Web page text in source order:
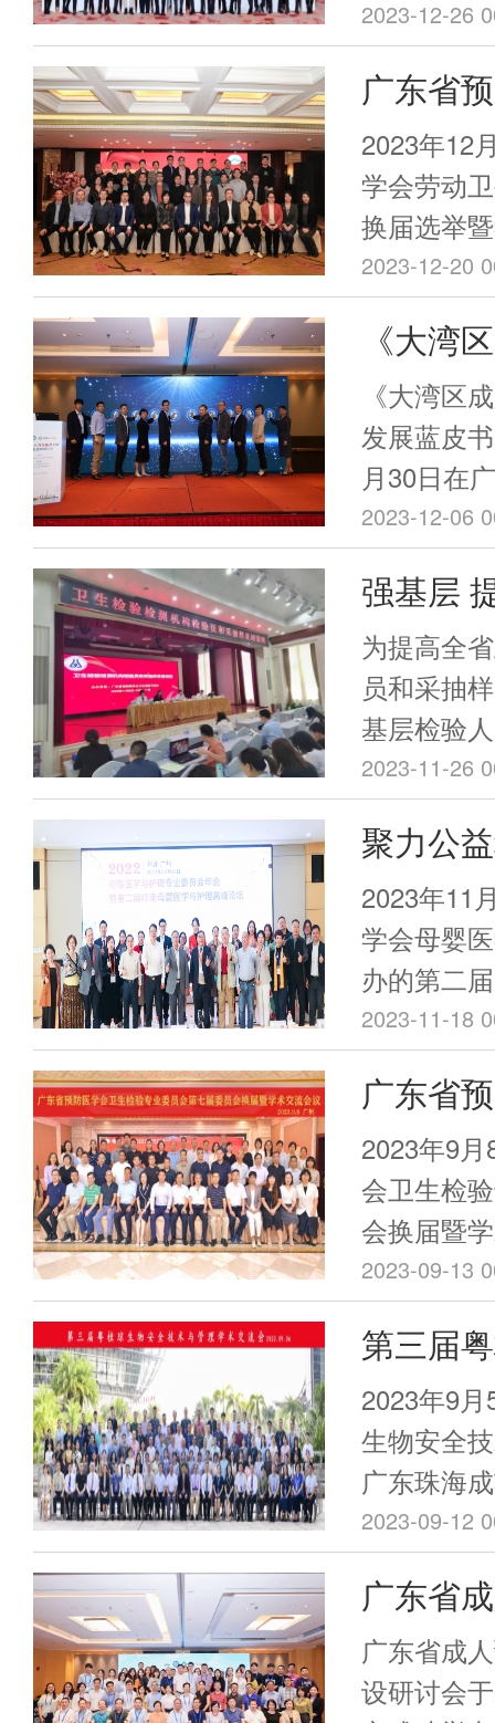
100余名
顺利举办
科技大学
预防控制
会长吴圣
会规划发
江、北京
思延、浙
吴息凤、
公共卫生
大学公共
医科大学
南方医科
成、暨南
参加会议
余名委员
学会健康
（以下简
2023-12-26
广东省
与职业
举暨学
2023年12
学会劳动
换届选举
召开，来
业病防治
70多名委
参会。
2023-12-20
《大湾
高质量
布
《大湾区
发展蓝皮
月30日在
布会由广
政策专业
病预防控
防医学会
广东省职
学、广州
市疾病预
余名专家
发布会由
生政策专
大学马文
启序幕。
2023-12-06
强基层
委会顺
和采抽
为提高全
员和采抽
基层检验
训的需求
广东省预
员会在广
和采抽样
学术部部
员罗建波
谦、秘书
雄参加培
各地卫生
术人员参
2023-11-26
聚力公
康 ——母婴医学与护理专
业委员
母婴医
届岭南
场决赛
关爱健
2023年11
学会母婴
办的第二
决赛正式
的精英选
的形式演
2023-11-18
广东省
专业委
届暨学
利召开！
2023年9
会卫生检
会换届暨
召开。专
东省疾病
罗建波、
副会长、
技师李雪
大学公共
州市疾病
等领导、
省各地的
下的形式
专业委员
2023-09-13
第三届
与管理
海成功
2023年9
生物安全
广东珠海
预防医学
专业委员
再发传染
防医学会
主办，珠
2023-09-12
广东省
范化建
广东省成
设研讨会